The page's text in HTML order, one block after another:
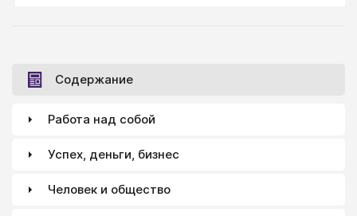
Содержание
Работа над собой
Успех, деньги, бизнес
Человек и общество